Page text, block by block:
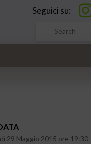
Seguici su:
Search
29 Maggio 2015 ore 19:30